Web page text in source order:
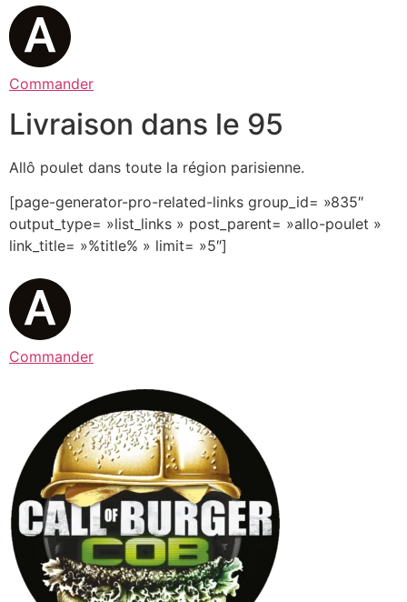
Commander
Livraison dans le 95
Allô poulet dans toute la région parisienne.
[page-generator-pro-related-links group_id= »835″
output_type= »list_links » post_parent= »allo-poulet »
link_title= »%title% » limit= »5″]
Commander